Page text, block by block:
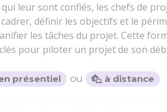
leur sont confiés, les chefs de
définir les objectifs et le
les tâches du projet. Cette
pour piloter un projet de son
présentiel ou à distance